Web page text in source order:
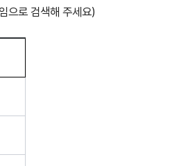
으로 검색해 주세요)